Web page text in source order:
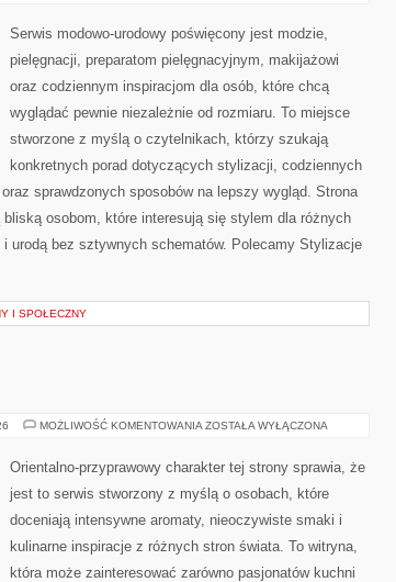
OKAZJE
Serwis modowo-urodowy poświęcony jest modzie,
pielęgnacji, preparatom pielęgnacyjnym, makijażowi
oraz codziennym inspiracjom dla osób, które chcą
wyglądać pewnie niezależnie od rozmiaru. To miejsce
stworzone z myślą o czytelnikach, którzy szukają
konkretnych porad dotyczących stylizacji, codziennych
sprawdzonych sposobów na lepszy wygląd. Strona
osobom, które interesują się stylem dla różnych
urodą bez sztywnych schematów. Polecamy Stylizacje
I SPOŁECZNY
MOŻLIWOŚĆ KOMENTOWANIA PERFUMY
ZOSTAŁA WYŁĄCZONA
Orientalno-przyprawowy charakter tej strony sprawia, że
jest to serwis stworzony z myślą o osobach, które
doceniają intensywne aromaty, nieoczywiste smaki i
kulinarne inspiracje z różnych stron świata. To witryna,
która może zainteresować zarówno pasjonatów kuchni